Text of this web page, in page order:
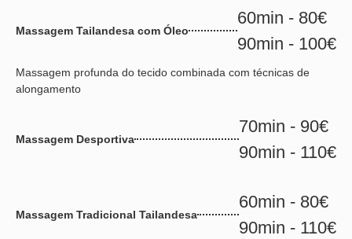
Massagem Tailandesa com Óleo
60min - 80€
90min - 100€
Massagem profunda do tecido combinada com técnicas de
alongamento
Massagem Desportiva
70min - 90€
90min - 110€
Massagem Tradicional Tailandesa
60min - 80€
90min - 110€